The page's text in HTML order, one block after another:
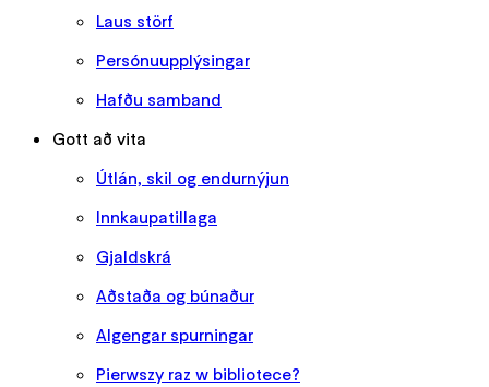
Laus störf
Persónuupplýsingar
Hafðu samband
Gott að vita
Útlán, skil og endurnýjun
Innkaupatillaga
Gjaldskrá
Aðstaða og búnaður
Algengar spurningar
Pierwszy raz w bibliotece?